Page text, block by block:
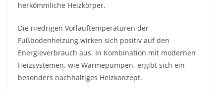
herkömmliche Heizkörper.
Die niedrigen Vorlauftemperaturen der
Fußbodenheizung wirken sich positiv auf den
Energieverbrauch aus. In Kombination mit modernen
Heizsystemen, wie Wärmepumpen, ergibt sich ein
besonders nachhaltiges Heizkonzept.